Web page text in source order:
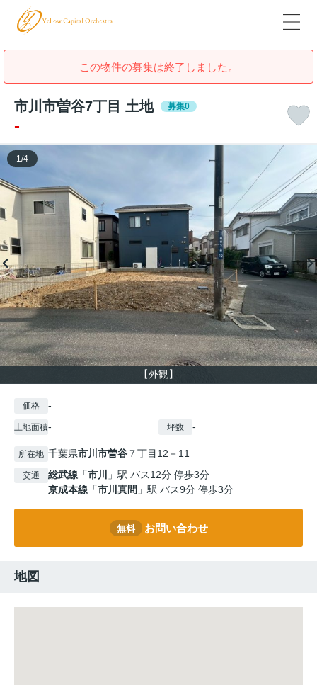
この物件の募集は終了しました。
市川市曽谷7丁目 土地 募集0
-
【外観】
1 /4
価格 -
土地面積- 坪数 -
所在地 千葉県市川市曽谷 ７丁目12－11
交通 総武線 「市川
」駅 バス12分 停歩3分
京成本線 「市川真間 」駅 バス9分 停歩3分
無料 お問い合わせ
地図